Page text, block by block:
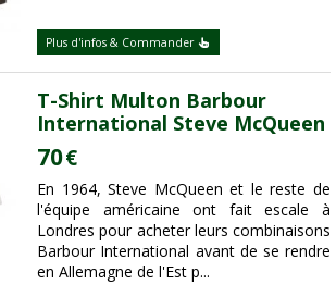
Plus d'infos & Commander
T-Shirt Multon Barbour
International Steve McQueen
70€
En 1964, Steve McQueen et le reste de
l'équipe américaine ont fait escale à
Londres pour acheter leurs combinaisons
Barbour International avant de se rendre
en Allemagne de l'Est p...